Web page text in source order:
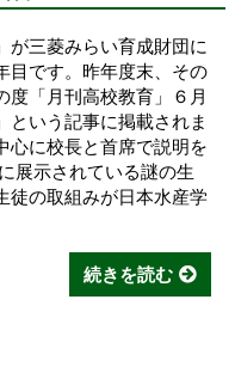
が三菱みらい育成財団に
目です。昨年度末、その
度「月刊高校教育」６月
という記事に掲載されま
心に校長と首席で説明を
展示されている謎の生
徒の取組みが日本水産学
続きを読む